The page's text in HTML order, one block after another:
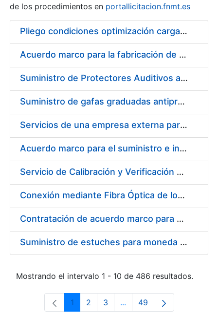
de los procedimientos en portallicitacion.fnmt.es
Pliego condiciones optimización cargas compras firmado
Acuerdo marco para la fabricación de piezas
Suministro de Protectores Auditivos a medida para las personas trabajadoras de los Centros de Trabajo de Madrid y Burgos
Suministro de gafas graduadas antiproyecciones para los trabajadores de la FNMT-RCM en los centros de trabajo de Madrid y Burgos
Servicios de una empresa externa para el asesoramiento y resolución de los recursos de alzada que se presentan relacionados con procesos de selección para la FNMT-RCM
Acuerdo marco para el suministro e instalación de persianas, estores y otros complementos
Servicio de Calibración y Verificación Externa de los Equipos de Medición del Servicio de Prevención de la FNMT-RCM
Conexión mediante Fibra Óptica de los Centros de Proceso de Datos (CPDs) de las sedes de la FNMT-RCM de Burgos y Madrid
Contratación de acuerdo marco para el Suministro de Material de Electricidad para la Fábrica Nacional de Moneda y Timbre-Real Casa de la Moneda en su centro de trabajo de Burgos
Suministro de estuches para moneda de 30 €
Mostrando el intervalo 1 - 10 de 486 resultados.
Página
1 Página
2 Página
3 ...Páginas intermedias Use
Página
49